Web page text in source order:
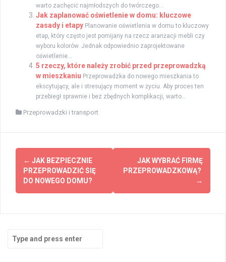
warto zachęcić najmłodszych do twórczego...
Jak zaplanować oświetlenie w domu: kluczowe
zasady i etapy Planowanie oświetlenia w domu to kluczowy
etap, który często jest pomijany na rzecz aranżacji mebli czy
wyboru kolorów. Jednak odpowiednio zaprojektowane
oświetlenie...
5 rzeczy, które należy zrobić przed przeprowadzką
w mieszkaniu Przeprowadzka do nowego mieszkania to
ekscytujący, ale i stresujący moment w życiu. Aby proces ten
przebiegł sprawnie i bez zbędnych komplikacji, warto...
Przeprowadzki i transport
Post
navigation
← JAK BEZPIECZNIE
PRZEPROWADZIĆ SIĘ
DO NOWEGO DOMU?
JAK WYBRAĆ FIRMĘ
PRZEPROWADZKOWĄ?
→
for: